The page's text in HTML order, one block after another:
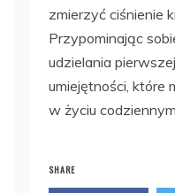
zmierzyć ciśnienie
Przypominając
udzielania
umiejętności, które
w życiu codziennym.
SHARE